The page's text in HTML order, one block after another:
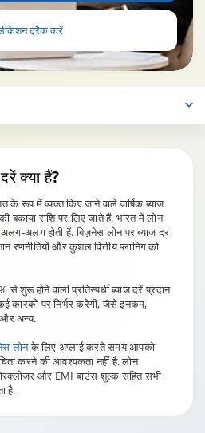
ट्रैक करें
क्या हैं?
के रूप में व्यक्त किए जाने वाले वार्षिक ब्याज
राशि पर लिए जाते हैं. भारत में लोन
अलग होती हैं. बिज़नेस लोन पर ब्याज दर
रणनीतियों और कुशल वित्तीय प्लानिंग को
से शुरू होने वाली प्रतिस्पर्धी ब्याज दरें प्रदान
कारकों पर निर्भर करेगी, जैसे इनकम,
अन्य.
लोनके लिए अप्लाई करते समय आपको
करने की आवश्यकता नहीं है. लोन
और EMI बाउंस शुल्क सहित सभी
है.